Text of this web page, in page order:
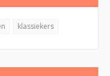
klassiekers